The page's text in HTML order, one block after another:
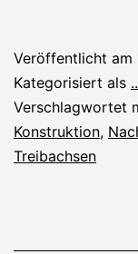
Veröffentlicht am
Kategorisiert als
Verschlagwortet
Konstruktion,
Treibachsen